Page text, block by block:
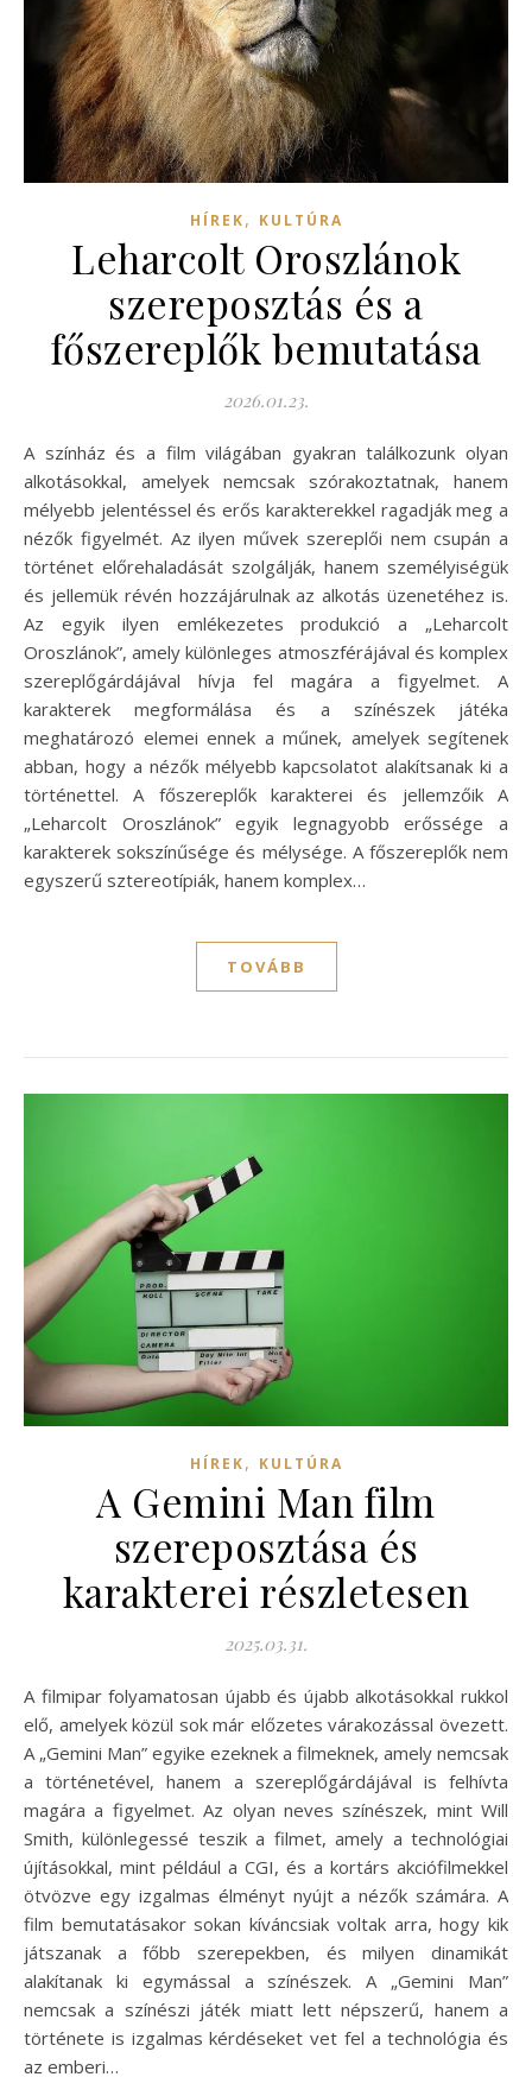
HÍREK, KULTÚRA
Leharcolt Oroszlánok
szereposztás és a
főszereplők bemutatása
2026.01.23.
A színház és a film világában gyakran találkozunk olyan
alkotásokkal, amelyek nemcsak szórakoztatnak, hanem
mélyebb jelentéssel és erős karakterekkel ragadják meg a
nézők figyelmét. Az ilyen művek szereplői nem csupán a
történet előrehaladását szolgálják, hanem személyiségük
és jellemük révén hozzájárulnak az alkotás üzenetéhez is.
Az egyik ilyen emlékezetes produkció a „Leharcolt
Oroszlánok”, amely különleges atmoszférájával és komplex
szereplőgárdájával hívja fel magára a figyelmet. A
karakterek megformálása és a színészek játéka
meghatározó elemei ennek a műnek, amelyek segítenek
abban, hogy a nézők mélyebb kapcsolatot alakítsanak ki a
történettel. A főszereplők karakterei és jellemzőik A
„Leharcolt Oroszlánok” egyik legnagyobb erőssége a
karakterek sokszínűsége és mélysége. A főszereplők nem
egyszerű sztereotípiák, hanem komplex…
TOVÁBB
HÍREK, KULTÚRA
A Gemini Man film
szereposztása és
karakterei részletesen
2025.03.31.
A filmipar folyamatosan újabb és újabb alkotásokkal rukkol
elő, amelyek közül sok már előzetes várakozással övezett.
A „Gemini Man” egyike ezeknek a filmeknek, amely nemcsak
a történetével, hanem a szereplőgárdájával is felhívta
magára a figyelmet. Az olyan neves színészek, mint Will
Smith, különlegessé teszik a filmet, amely a technológiai
újításokkal, mint például a CGI, és a kortárs akciófilmekkel
ötvözve egy izgalmas élményt nyújt a nézők számára. A
film bemutatásakor sokan kíváncsiak voltak arra, hogy kik
játszanak a főbb szerepekben, és milyen dinamikát
alakítanak ki egymással a színészek. A „Gemini Man”
nemcsak a színészi játék miatt lett népszerű, hanem a
története is izgalmas kérdéseket vet fel a technológia és
az emberi…